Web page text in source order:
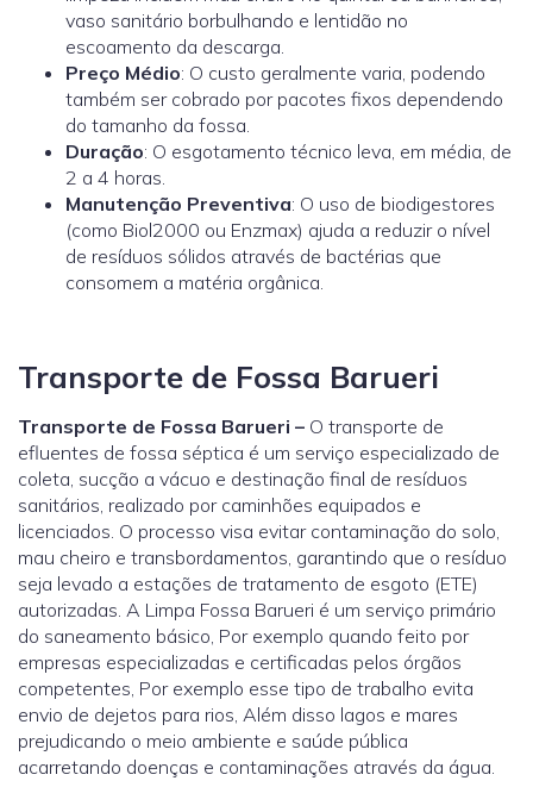
vaso sanitário borbulhando e lentidão no
escoamento da descarga.
Preço Médio: O custo geralmente varia, podendo
também ser cobrado por pacotes fixos dependendo
do tamanho da fossa.
Duração: O esgotamento técnico leva, em média, de
2 a 4 horas.
Manutenção Preventiva: O uso de biodigestores
(como Biol2000 ou Enzmax) ajuda a reduzir o nível
de resíduos sólidos através de bactérias que
consomem a matéria orgânica.
Transporte de Fossa Barueri
Transporte de Fossa Barueri – O transporte de
efluentes de fossa séptica é um serviço especializado de
coleta, sucção a vácuo e destinação final de resíduos
sanitários, realizado por caminhões equipados e
licenciados. O processo visa evitar contaminação do solo,
mau cheiro e transbordamentos, garantindo que o resíduo
seja levado a estações de tratamento de esgoto (ETE)
autorizadas. A Limpa Fossa Barueri é um serviço primário
do saneamento básico, Por exemplo quando feito por
empresas especializadas e certificadas pelos órgãos
competentes, Por exemplo esse tipo de trabalho evita
envio de dejetos para rios, Além disso lagos e mares
prejudicando o meio ambiente e saúde pública
acarretando doenças e contaminações através da água.